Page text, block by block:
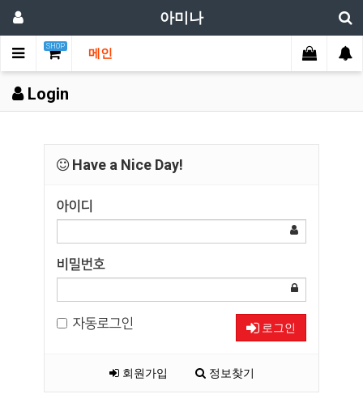
아미나
SHOP
메인
Login
Have a Nice Day!
아이디
비밀번호
자동로그인 로그인
회원가입 정보찾기